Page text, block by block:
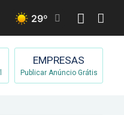
29º
EMPRESAS
Publicar Anúncio Grátis